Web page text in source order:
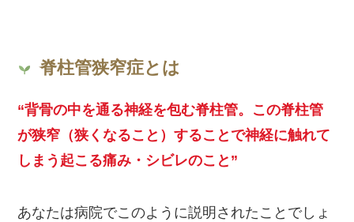
脊柱管狭窄症とは
“背骨の中を通る神経を包む脊柱管。この脊柱管
が狭窄（狭くなること）することで神経に触れて
しまう起こる痛み・シビレのこと”
あなたは病院でこのように説明されたことでしょ